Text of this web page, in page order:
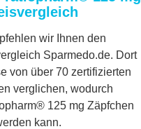
wir Ihnen den
Sparmedo.de. Dort
von über 70 zertifizierten
verglichen, wodurch
125 mg Zäpfchen
kann.